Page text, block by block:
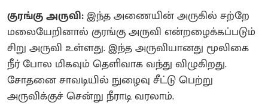
குரங்கு அருவி:இந்த அணையின் அருகில் சற்றே
மலையேறினால் குரங்கு அருவி என்றழைக்கப்படும்
சிறு அருவி உள்ளது. இந்த அருவியானது மூலிகை
நீர் போல மிகவும் தெளிவாக வந்து விழுகிறது.
சோதனை சாவடியில் நுழைவு சீட்டு பெற்று
அருவிக்குச் சென்று நீராடி வரலாம்.